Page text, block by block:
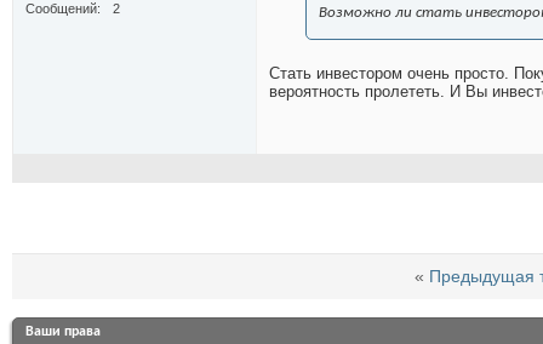
Сообщений
2 Возможно ли стать
Стать инвестором очень просто.
вероятность пролететь. И Вы
« Предыдущая
Ваши права